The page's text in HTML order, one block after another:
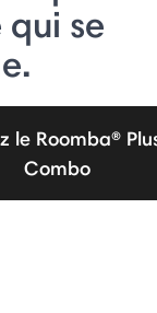
se
le Roomba®
Combo